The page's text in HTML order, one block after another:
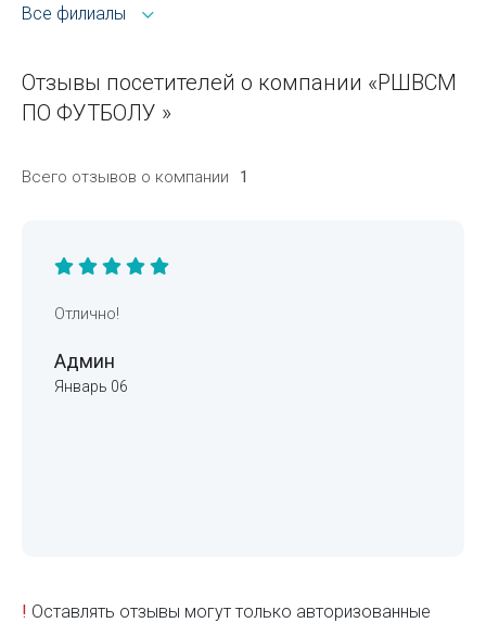
Все филиалы
Отзывы посетителей о компании «РШВСМ
ПО ФУТБОЛУ »
Всего отзывов о компании 1
Отлично!
Админ
Январь 06
! Оставлять отзывы могут только авторизованные